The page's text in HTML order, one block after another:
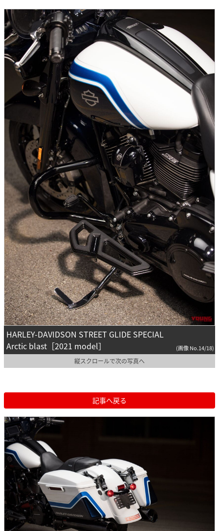
HARLEY-DAVIDSON STREET GLIDE SPECIAL
Arctic blast［2021 model］
(画像 No.14/18)
縦スクロールで次の写真へ
記事へ戻る